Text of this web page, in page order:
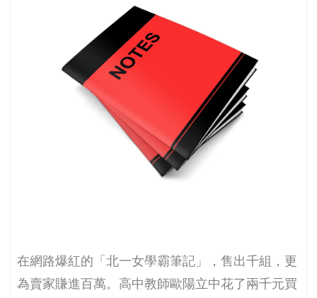
在網路爆紅的「北一女學霸筆記」，售出千組，更
為賣家賺進百萬。高中教師歐陽立中花了兩千元買